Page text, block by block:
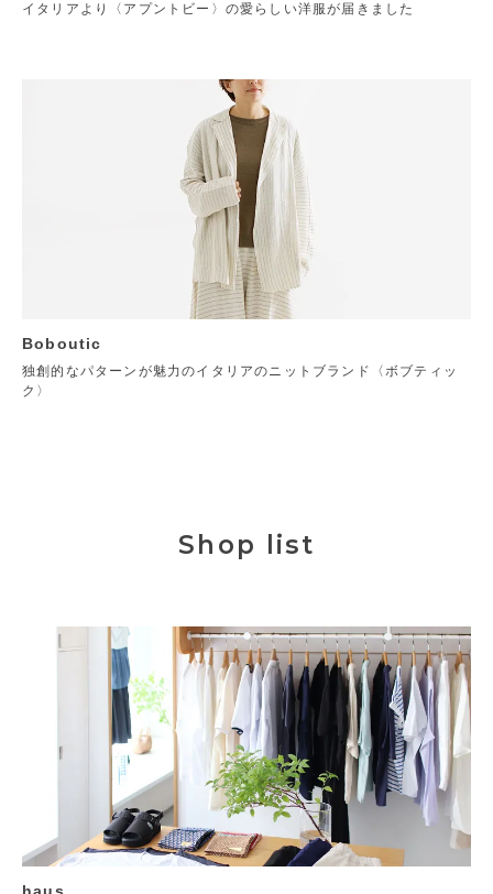
イタリアより〈アプントビー〉の愛らしい洋服が届きました
Boboutic
独創的なパターンが魅力のイタリアのニットブランド〈ボブティッ
ク〉
Shop list